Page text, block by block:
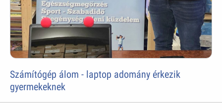
Számítógép álom - laptop adomány érkezik
gyermekeknek